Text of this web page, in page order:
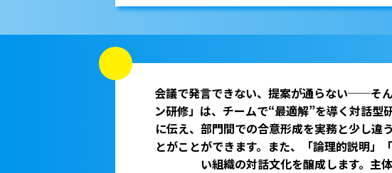
会議で発言できない、提案が通らない──そ
ン研修」は、チームで“最適解”を導く対話型
に伝え、部門間での合意形成を実務と少し違
とがことができます。また、「論理的説明」
い組織の対話文化を醸成します。主